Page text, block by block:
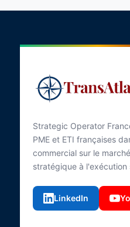
Strategic Operator
PME et ETI françaises
commercial sur le
stratégique à l'exécution
LinkedIn